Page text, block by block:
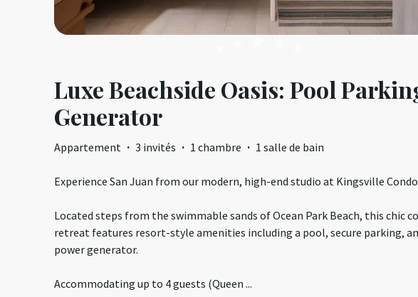
Luxe Beachside Oasis: Pool
Generator
Appartement · 3 invités · 1 chambre · 1 salle de bain
Experience San Juan from our modern, high-end studio at Kingsville
Located steps from the swimmable sands of Ocean Park Beach, this chic
retreat features resort-style amenities including a pool, secure parking,
power generator.
Accommodating up to 4 guests (Queen ...